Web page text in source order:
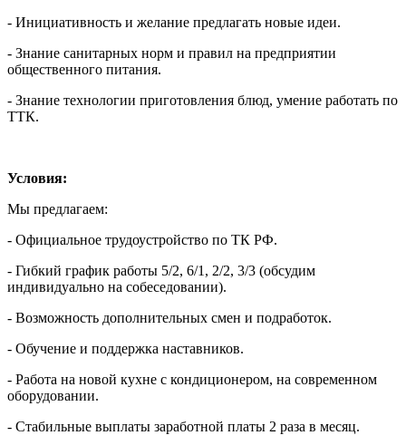
- Инициативность и желание предлагать новые идеи.
- Знание санитарных норм и правил на предприятии
общественного питания.
- Знание технологии приготовления блюд, умение работать по
ТТК.
Условия:
Мы предлагаем:
- Официальное трудоустройство по ТК РФ.
- Гибкий график работы 5/2, 6/1, 2/2, 3/3 (обсудим
индивидуально на собеседовании).
- Возможность дополнительных смен и подработок.
- Обучение и поддержка наставников.
- Работа на новой кухне с кондиционером, на современном
оборудовании.
- Стабильные выплаты заработной платы 2 раза в месяц.